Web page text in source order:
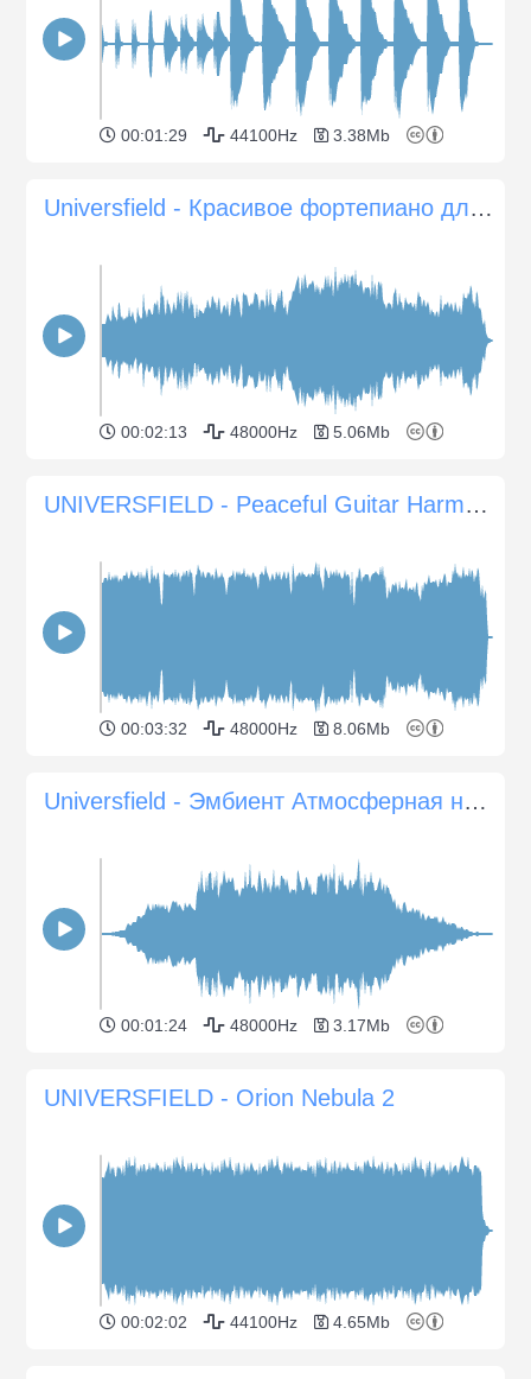
00:01:29 44100Hz 3.38Mb
Universfield - Красивое фортепиано для спокойных моментов
00:02:13 48000Hz 5.06Mb
UNIVERSFIELD - Peaceful Guitar Harmony
00:03:32 48000Hz 8.06Mb
Universfield - Эмбиент Атмосферная ностальгия
00:01:24 48000Hz 3.17Mb
UNIVERSFIELD - Orion Nebula 2
00:02:02 44100Hz 4.65Mb